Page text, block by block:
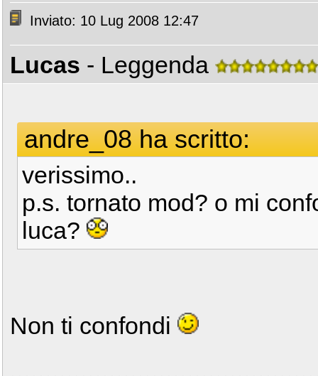
Inviato: 10 Lug 2008 12:47
Lucas - Leggenda
andre_08 ha scritto:
verissimo..
p.s. tornato mod? o mi
luca?
Non ti confondi